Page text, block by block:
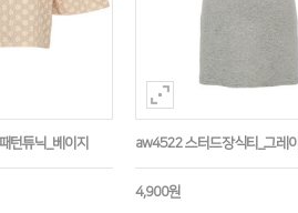
턴튜닉_베이지 aw4522 스터드장식티_그레이
4,900원